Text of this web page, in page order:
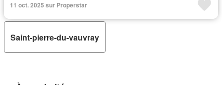
11 oct. 2025 sur Properstar
Saint-pierre-du-vauvray